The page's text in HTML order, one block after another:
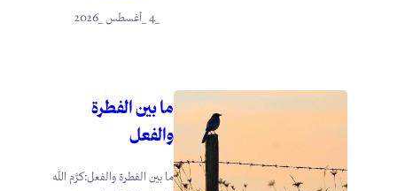
_4 _أغسطس _2026
ما بين الفطرة
والفعل
ما بين الفطرة والفعل:كرَّم الله